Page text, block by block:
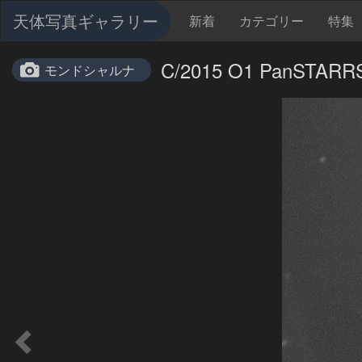
天体写真ギャラリー 新着 カテゴリー 特集
モンドシャルナ C/2015 O1